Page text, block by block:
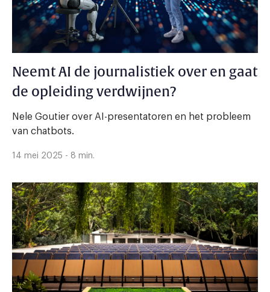
Neemt AI de journalistiek over en gaat
de opleiding verdwijnen?
Nele Goutier over AI-presentatoren en het probleem
van chatbots.
14 mei 2025 - 8 min.